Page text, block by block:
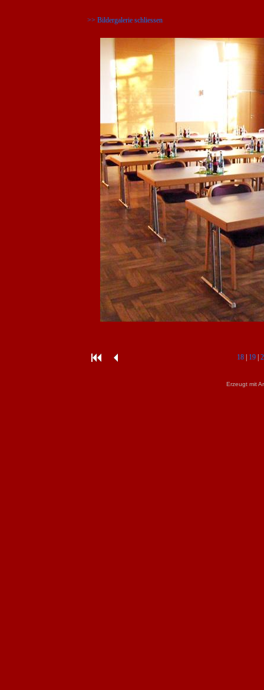
>> Bildergalerie schliessen
18| 19|
Erzeugt mit